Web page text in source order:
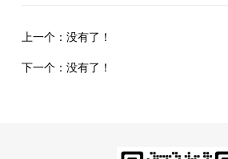
上一个： 没有了！
下一个： 没有了！